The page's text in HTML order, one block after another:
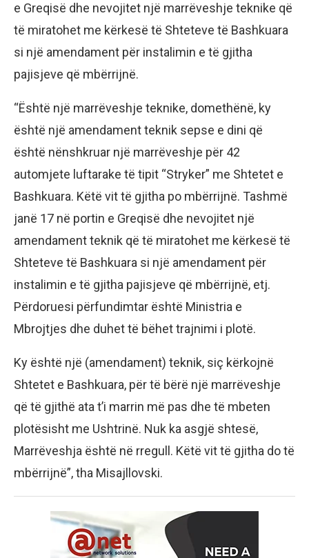
e Greqisë dhe nevojitet një marrëveshje teknike që
të miratohet me kërkesë të Shteteve të Bashkuara
si një amendament për instalimin e të gjitha
pajisjeve që mbërrijnë.
“Është një marrëveshje teknike, domethënë, ky
është një amendament teknik sepse e dini që
është nënshkruar një marrëveshje për 42
automjete luftarake të tipit “Stryker” me Shtetet e
Bashkuara. Këtë vit të gjitha po mbërrijnë. Tashmë
janë 17 në portin e Greqisë dhe nevojitet një
amendament teknik që të miratohet me kërkesë të
Shteteve të Bashkuara si një amendament për
instalimin e të gjitha pajisjeve që mbërrijnë, etj.
Përdoruesi përfundimtar është Ministria e
Mbrojtjes dhe duhet të bëhet trajnimi i plotë.
Ky është një (amendament) teknik, siç kërkojnë
Shtetet e Bashkuara, për të bërë një marrëveshje
që të gjithë ata t’i marrin më pas dhe të mbeten
plotësisht me Ushtrinë. Nuk ka asgjë shtesë,
Marrëveshja është në rregull. Këtë vit të gjitha do të
mbërrijnë”, tha Misajllovski.